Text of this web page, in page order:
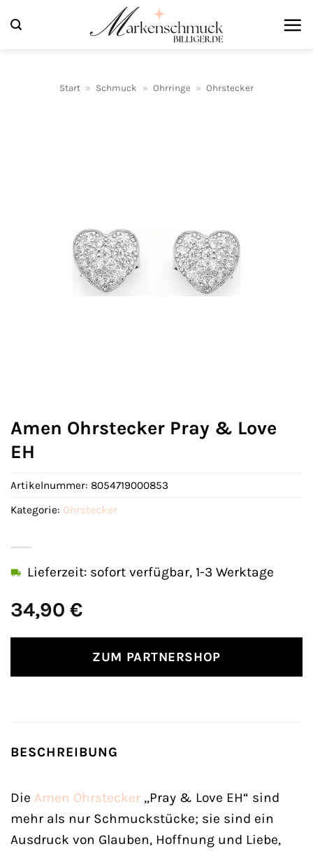
Inhalt
Start » Schmuck » Ohrringe » Ohrstecker
Amen Ohrstecker Pray & Love
EH
34,90 €
Lieferzeit: sofort verfügbar, 1-3 Werktage
ZUM PARTNERSHOP
Artikelnummer: 8054719000853
Kategorie: Ohrstecker
BESCHREIBUNG
Die Amen Ohrstecker „Pray & Love EH“ sind
mehr als nur Schmuckstücke; sie sind ein
Ausdruck von Glauben, Hoffnung und Liebe,